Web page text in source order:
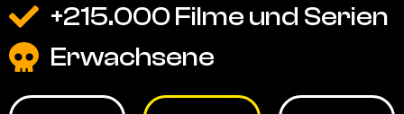
+215.000 Filme und Serien
Erwachsene